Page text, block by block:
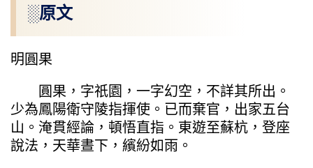
░原文
明圓果
圓果，字祇園，一字幻空，不詳其所出。
少為鳳陽衛守陵指揮使。已而棄官，出家五台
山。淹貫經論，頓悟直指。東遊至蘇杭，登座
說法，天華晝下，繽紛如雨。